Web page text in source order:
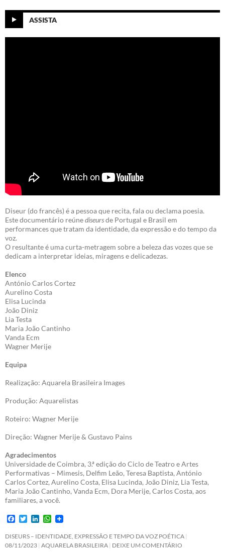
ASSISTA
Diseur (do francês) é a pessoa que recita, fala ou declama poesia.
Este documentário reúnediseursde Portugal e Brasil em
performances que tratam da identidade, da expressão e do tempo da
voz.
O resultante é uma curta-metragem sobre a beleza das vozes que se
dedicam a interpretar ideias, miragens e delicadezas.
Elenco
António Carlos Cortez
Aurelino Costa
Elisa Lucinda
João Diniz
Lia Testa
Maria João Cantinho
Vanda Ecm
Wagner Merije
Equipa
Realização: Aquarela Brasileira Images
Produção: Aquarelistas
Roteiro: Wagner Merije
Direção: Wagner Merije & Gustavo Pains
Agradecimentos
Universidade de Coimbra, 3.ª edição do Ciclo de Teatro e Artes
Performativas – Mimesis, Delfim Leão, Teresa Baptista, António
Carlos Cortez, Aurelino Costa, Elisa Lucinda, João Diniz, Lia Testa,
Maria João Cantinho, Vanda Ecm, Dora Merije, Carlos Costa, aos
familiares, a você.
F
c
e
T
i
t
n
k
W
a
t
DISEURS – IDENTIDADE, EXPRESSÃO E TEMPO DA VOZ POÉTICA
08/11/2023 AQUARELA BRASILEIRA DEIXE UM COMENTÁRIO